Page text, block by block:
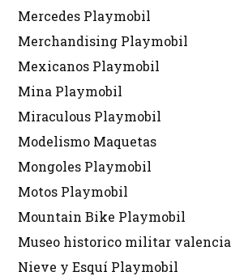
Mercedes Playmobil
Merchandising Playmobil
Mexicanos Playmobil
Mina Playmobil
Miraculous Playmobil
Modelismo Maquetas
Mongoles Playmobil
Motos Playmobil
Mountain Bike Playmobil
Museo historico militar valencia
Nieve y Esquí Playmobil